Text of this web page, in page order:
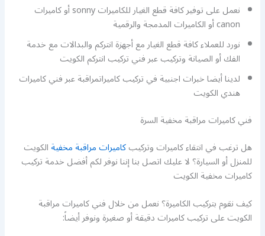
نعمل على توفير كافة قطع الغيار للكاميرات sonny أو كاميرات
canon أو الكاميرات المدمجة والرقمية
نورد للعملاء كافة قطع الغيار مع أجهزة انتركم والبدالات مع خدمة
الفك أو الصيانة وتركيب عبر فني تركيب انتركم الكويت
لدينا أيضا خبرات اجنبية في تركيب كاميراتمراقبة عبر فني كاميرات
هندي الكويت
فني كاميرات مراقبة مخفية السرة
هل ترغب في انتقاء كاميرات وتركيبكاميرات مراقبة مخفيةالكويت
للمنزل أو السيارة؟ لا عليك اتصل بنا إننا نوفر لكم أفضل خدمة تركيب
كاميرات مخفية الكويت
كيف نقوم بتركيب الكاميرة؟ نعمل من خلال فني كاميرات مراقبة
الكويت على تركيب كاميرات دقيقة أو صغيرة ونوفر أيضاً: